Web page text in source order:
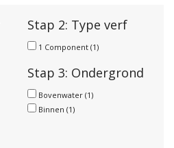
Stap 2: Type verf
1 Component (1)
Stap 3: Ondergrond
Bovenwater (1)
Binnen (1)